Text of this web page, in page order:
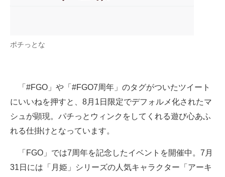
製造業のIT導入・活用を支援
モノづくり技術者専門サイト
エネルギーの専門メディア
ポチっとな
「#FGO」や「#FGO7周年」のタグがついたツイート
にいいねを押すと、8月1日限定でデフォルメ化されたマ
シュが顕現。パチっとウィンクをしてくれる遊び心あふ
れる仕掛けとなっています。
「FGO」では7周年を記念したイベントを開催中。7月
31日には「月姫」シリーズの人気キャラクター「アーキ